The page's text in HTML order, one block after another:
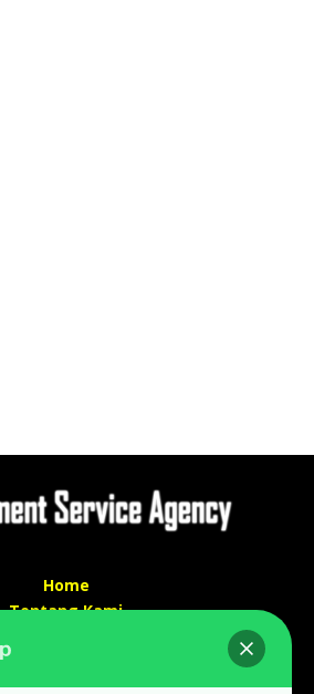
Home
Tentang Kami